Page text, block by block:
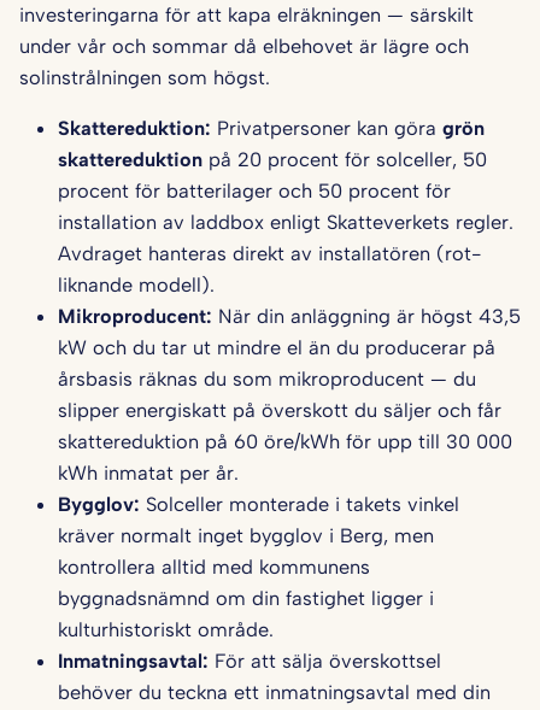
investeringarna för att kapa elräkningen — särskilt
under vår och sommar då elbehovet är lägre och
solinstrålningen som högst.
Skattereduktion: Privatpersoner kan göra grön
skattereduktion på 20 procent för solceller, 50
procent för batterilager och 50 procent för
installation av laddbox enligt Skatteverkets regler.
Avdraget hanteras direkt av installatören (rot-
liknande modell).
Mikroproducent: När din anläggning är högst 43,5
kW och du tar ut mindre el än du producerar på
årsbasis räknas du som mikroproducent — du
slipper energiskatt på överskott du säljer och får
skattereduktion på 60 öre/kWh för upp till 30 000
kWh inmatat per år.
Bygglov: Solceller monterade i takets vinkel
kräver normalt inget bygglov i Berg, men
kontrollera alltid med kommunens
byggnadsnämnd om din fastighet ligger i
kulturhistoriskt område.
Inmatningsavtal: För att sälja överskottsel
behöver du teckna ett inmatningsavtal med din